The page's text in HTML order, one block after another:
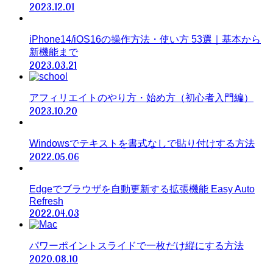
2023.12.01
iPhone14/iOS16の操作方法・使い方 53選｜基本から
新機能まで
2023.03.21
アフィリエイトのやり方・始め方（初心者入門編）
2023.10.20
Windowsでテキストを書式なしで貼り付けする方法
2022.05.06
Edgeでブラウザを自動更新する拡張機能 Easy Auto
Refresh
2022.04.03
パワーポイントスライドで一枚だけ縦にする方法
2020.08.10